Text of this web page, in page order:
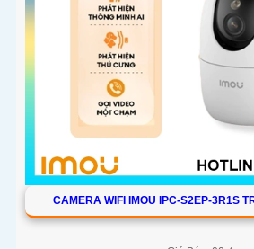
CAMERA WIFI IMOU IPC-S2EP-3R1S